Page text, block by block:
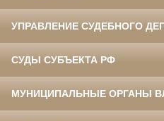
УПРАВЛЕНИЕ СУДЕБНОГО
СУДЫ СУБЪЕКТА РФ
МУНИЦИПАЛЬНЫЕ ОРГАНЫ